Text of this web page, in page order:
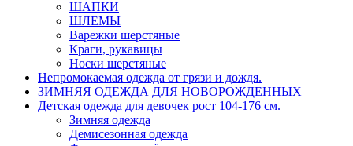
ШАПКИ
ШЛЕМЫ
Варежки шерстяные
Краги, рукавицы
Носки шерстяные
Непромокаемая одежда от грязи и дождя.
ЗИМНЯЯ ОДЕЖДА ДЛЯ НОВОРОЖДЕННЫХ
Детская одежда для девочек рост 104-176 см.
Зимняя одежда
Демисезонная одежда